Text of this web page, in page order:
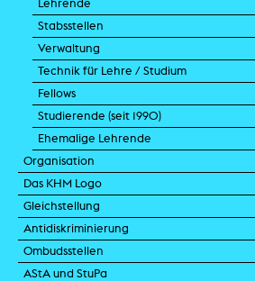
Lehrende
Stabsstellen
Verwaltung
Technik für Lehre / Studium
Fellows
Studierende (seit 1990)
Ehemalige Lehrende
Organisation
Das KHM Logo
Gleichstellung
Antidiskriminierung
Ombudsstellen
AStA und StuPa